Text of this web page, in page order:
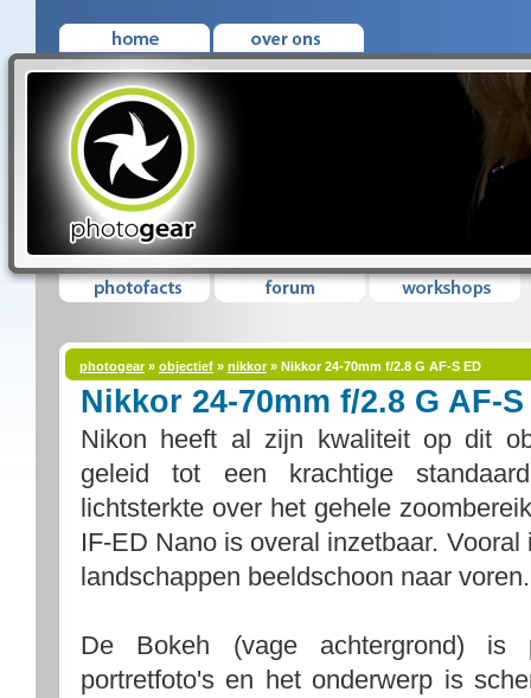
photogear» objectief » nikkor» Nikkor 24-70mm f/2.8 G AF-S ED
Nikkor 24-70mm f/2.8 G AF-S
Nikon heeft al zijn kwaliteit op dit
geleid tot een krachtige
lichtsterkte over het gehele
IF-ED Nano is overal inzetbaar.
landschappen beeldschoon naar voren.
De Bokeh (vage achtergrond) is
portretfoto's en het onderwerp is